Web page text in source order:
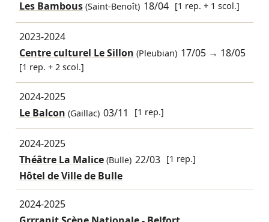
Les Bambous(Saint-Benoît) 18/04 [1 rep. + 1 scol.]
2023-2024
Centre culturel Le Sillon (Pleubian) 17/05 → 18/05
[1 rep. + 2 scol.]
2024-2025
Le Balcon (Gaillac) 03/11 [1 rep.]
2024-2025
Théâtre La Malice(Bulle) 22/03 [1 rep.]
Hôtel de Ville de Bulle
2024-2025